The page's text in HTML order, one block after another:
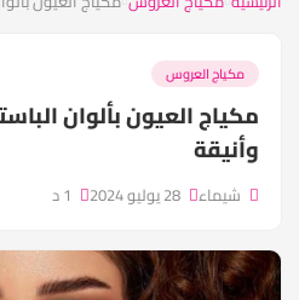
مكياج العروس
مكياج العيون بألوان
وأنيقة
شيماء